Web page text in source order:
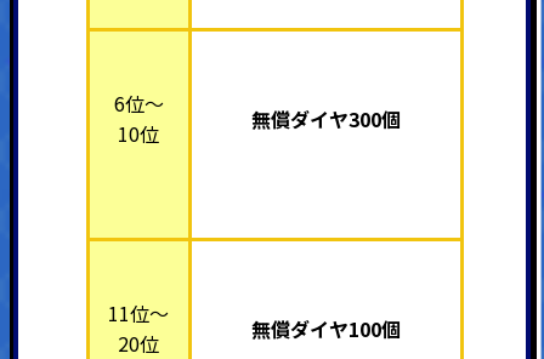
6位～
10位
無償ダイヤ300個
11位～
20位
無償ダイヤ100個